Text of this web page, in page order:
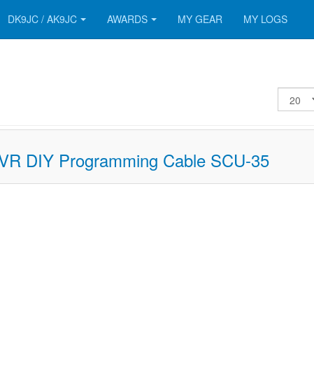
DK9JC / AK9JC AWARDS MY GEAR MY LOGS
Display
#
DIY Programming Cable SCU-35